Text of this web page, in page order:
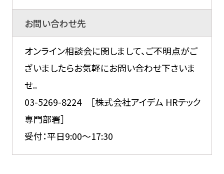
お問い合わせ先
オンライン相談会に関しまして、ご不明点がご
ざいましたらお気軽にお問い合わせ下さいま
せ。
03-5269-8224 ［株式会社アイデム HRテック
専門部署］
受付：平日9:00～17:30